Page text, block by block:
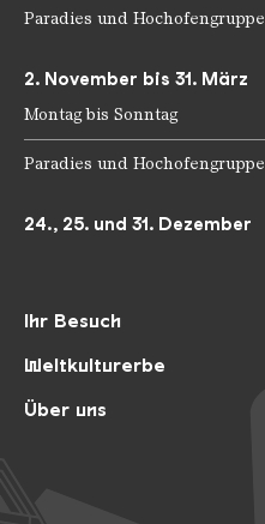
Ihr Besuch
Weltkulturerbe
Über uns
Paradies und Hochofengruppe
2. November bis 31. März
Montag bis Sonntag
Paradies und Hochofengruppe
24., 25. und 31. Dezember